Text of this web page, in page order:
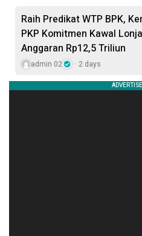
Raih Predikat WTP BPK,
PKP Komitmen Kawal
Anggaran Rp12,5 Triliun
admin 02 2 days